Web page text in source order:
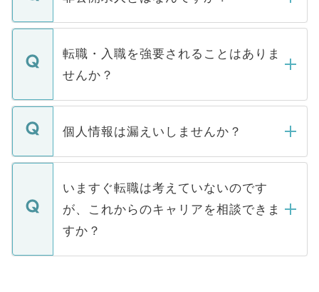
ます。通常、5営業日以内にはご連絡をせて
いただきますので、しばらくお待ちくださ
マイナビDOCTORで取り扱っている求人の
うち約3割は、Webサイトからご覧いただ
けない「非公開求人」です。非公開求人は
下記の理由によって、一般には公開してい
ません。
■応募殺到を避けるため 人気のある医療機
関を公にしてしまうと、応募が殺到する場
に、医療機関が求める条件に合った人材の
みを人材紹介会社に依頼するケースが増え
ています。
転職・入職を強要されることはありま
せんか？
転職・入職を強要することは一切ありませ
ん。また、仮に応募先から内定をいただい
定を承諾する必要はありません。内定先へ
の辞退の連絡はキャリアパートナーが行い
個人情報は漏えいしませんか？
個人情報が漏えいすることはありませんの
で、ご安心ください。当サイトからの登録
などで収集したご登録者様の個人情報は、
ご本人のキャリアアップおよび転職活動の
支援を目的に使用いたします。お預かりし
ているすべての個人データはご本人の許可
いますぐ転職は考えていないのです
が、これからのキャリアを相談できま
すか？